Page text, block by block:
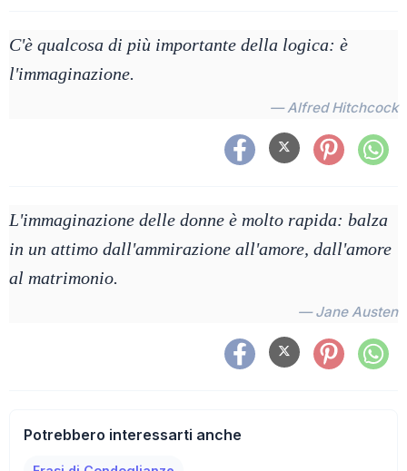
C'è qualcosa di più importante della logica: è
l'immaginazione.
— Alfred Hitchcock
L'immaginazione delle donne è molto rapida: balza
in un attimo dall'ammirazione all'amore, dall'amore
al matrimonio.
— Jane Austen
Potrebbero interessarti anche